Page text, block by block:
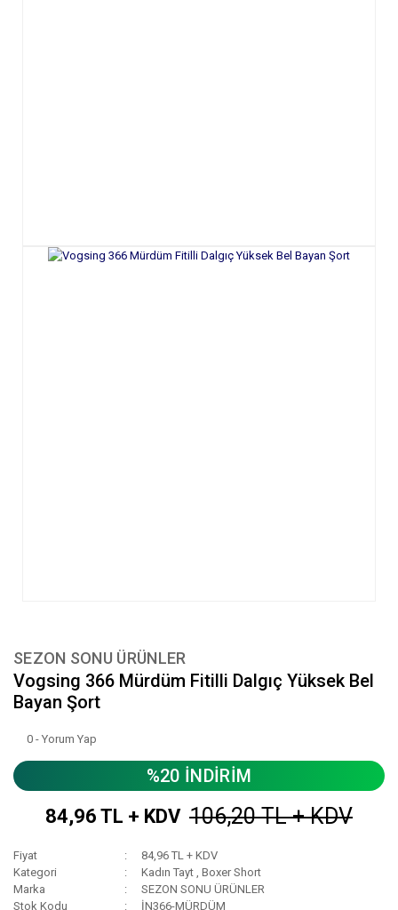
SEZON SONU ÜRÜNLER
Vogsing 366 Mürdüm Fitilli Dalgıç Yüksek Bel
Bayan Şort
0 - Yorum Yap
%20 İNDİRİM
84,96 TL + KDV 106,20 TL + KDV
Fiyat
84,96 TL + KDV
Kategori
Kadın Tayt ,Boxer Short
Marka
SEZON SONU ÜRÜNLER
Stok Kodu
İN366-MÜRDÜM